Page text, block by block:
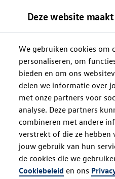
Deze website
We gebruiken cookies om
personaliseren, om
bieden en om ons
delen we informatie over
met onze partners voor
analyse. Deze partners
combineren met andere
verstrekt of die ze hebben
jouw gebruik van hun
de cookies die we
Cookiebeleid en ons